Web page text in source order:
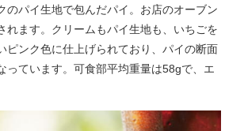
のパイ生地で包んだパイ。お店のオーブン
れます。クリームもパイ生地も、いちごを
ピンク色に仕上げられており、パイの断面
っています。可食部平均重量は58gで、エ